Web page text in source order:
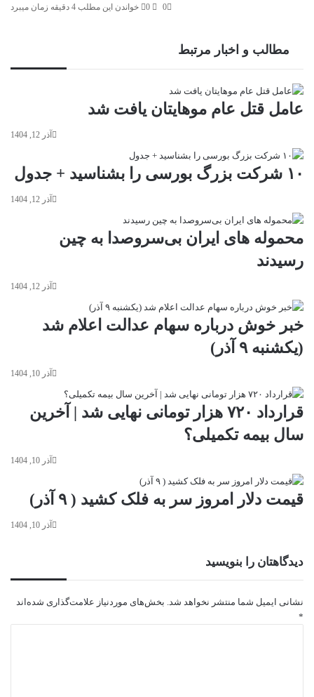
0 خواندن این مطلب 4 دقیقه زمان میبرد
مطالب و اخبار مرتبط
عامل قتل عام موهایتان یافت شد
آذر 12, 1404
۱۰ شرکت بزرگ بورسی را بشناسید + جدول
آذر 12, 1404
محموله‌ های ایران بی‌سروصدا به چین
رسیدند
آذر 12, 1404
خبر خوش درباره سهام عدالت اعلام شد
(یکشنبه ۹ آذر)
آذر 10, 1404
قرارداد ۷۲۰ هزار تومانی نهایی شد | آخرین
سال بیمه تکمیلی؟
آذر 10, 1404
قیمت دلار امروز سر به فلک کشید ( ۹ آذر)
آذر 10, 1404
دیدگاهتان را بنویسید
نشانی ایمیل شما منتشر نخواهد شد. بخش‌های موردنیاز علامت‌گذاری شده‌اند
*